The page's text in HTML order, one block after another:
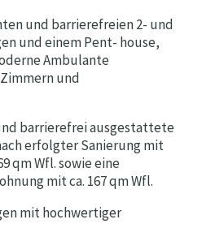
und barrierefreien 2- und
und einem Pent- house,
Ambulante
und
barrierefrei ausgestattete
erfolgter Sanierung mit
qm Wfl. sowie eine
mit ca. 167 qm Wfl.
mit hochwertiger